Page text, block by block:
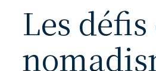
Les